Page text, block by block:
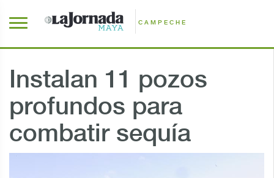
CAMPECHE
Instalan 11 pozos
profundos para
combatir sequía